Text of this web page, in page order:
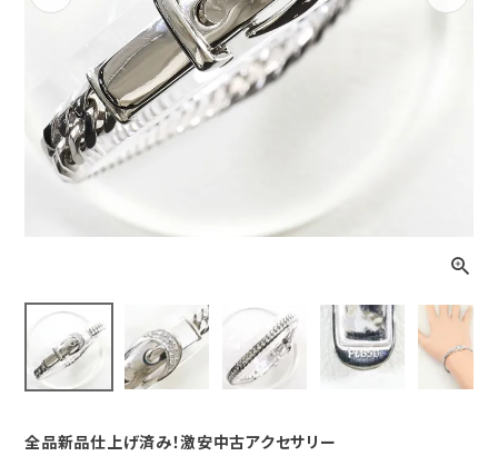
Previous Next
全品新品仕上げ済み！激安中古アクセサリー